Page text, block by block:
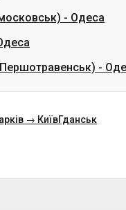
- Одеса
-
→ КиївГданськ